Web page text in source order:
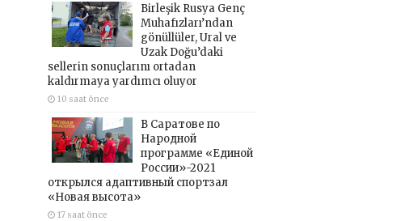
Birleşik Rusya Genç
Muhafızları’ndan
gönüllüler, Ural ve
Uzak Doğu’daki
sellerin sonuçlarını ortadan
kaldırmaya yardımcı oluyor
10 saat önce
В Саратове по
Народной
программе «Единой
России»-2021
открылся адаптивный спортзал
«Новая высота»
17 saat önce